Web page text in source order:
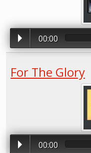
00:00
For The Glory
00:00